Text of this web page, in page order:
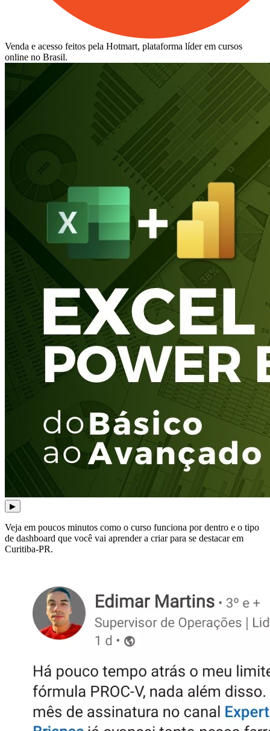
Venda e acesso feitos pela Hotmart, plataforma líder em cursos
online no Brasil.
▶
Veja em poucos minutos como o curso funciona por dentro e o tipo
de dashboard que você vai aprender a criar para se destacar em
Curitiba-PR.